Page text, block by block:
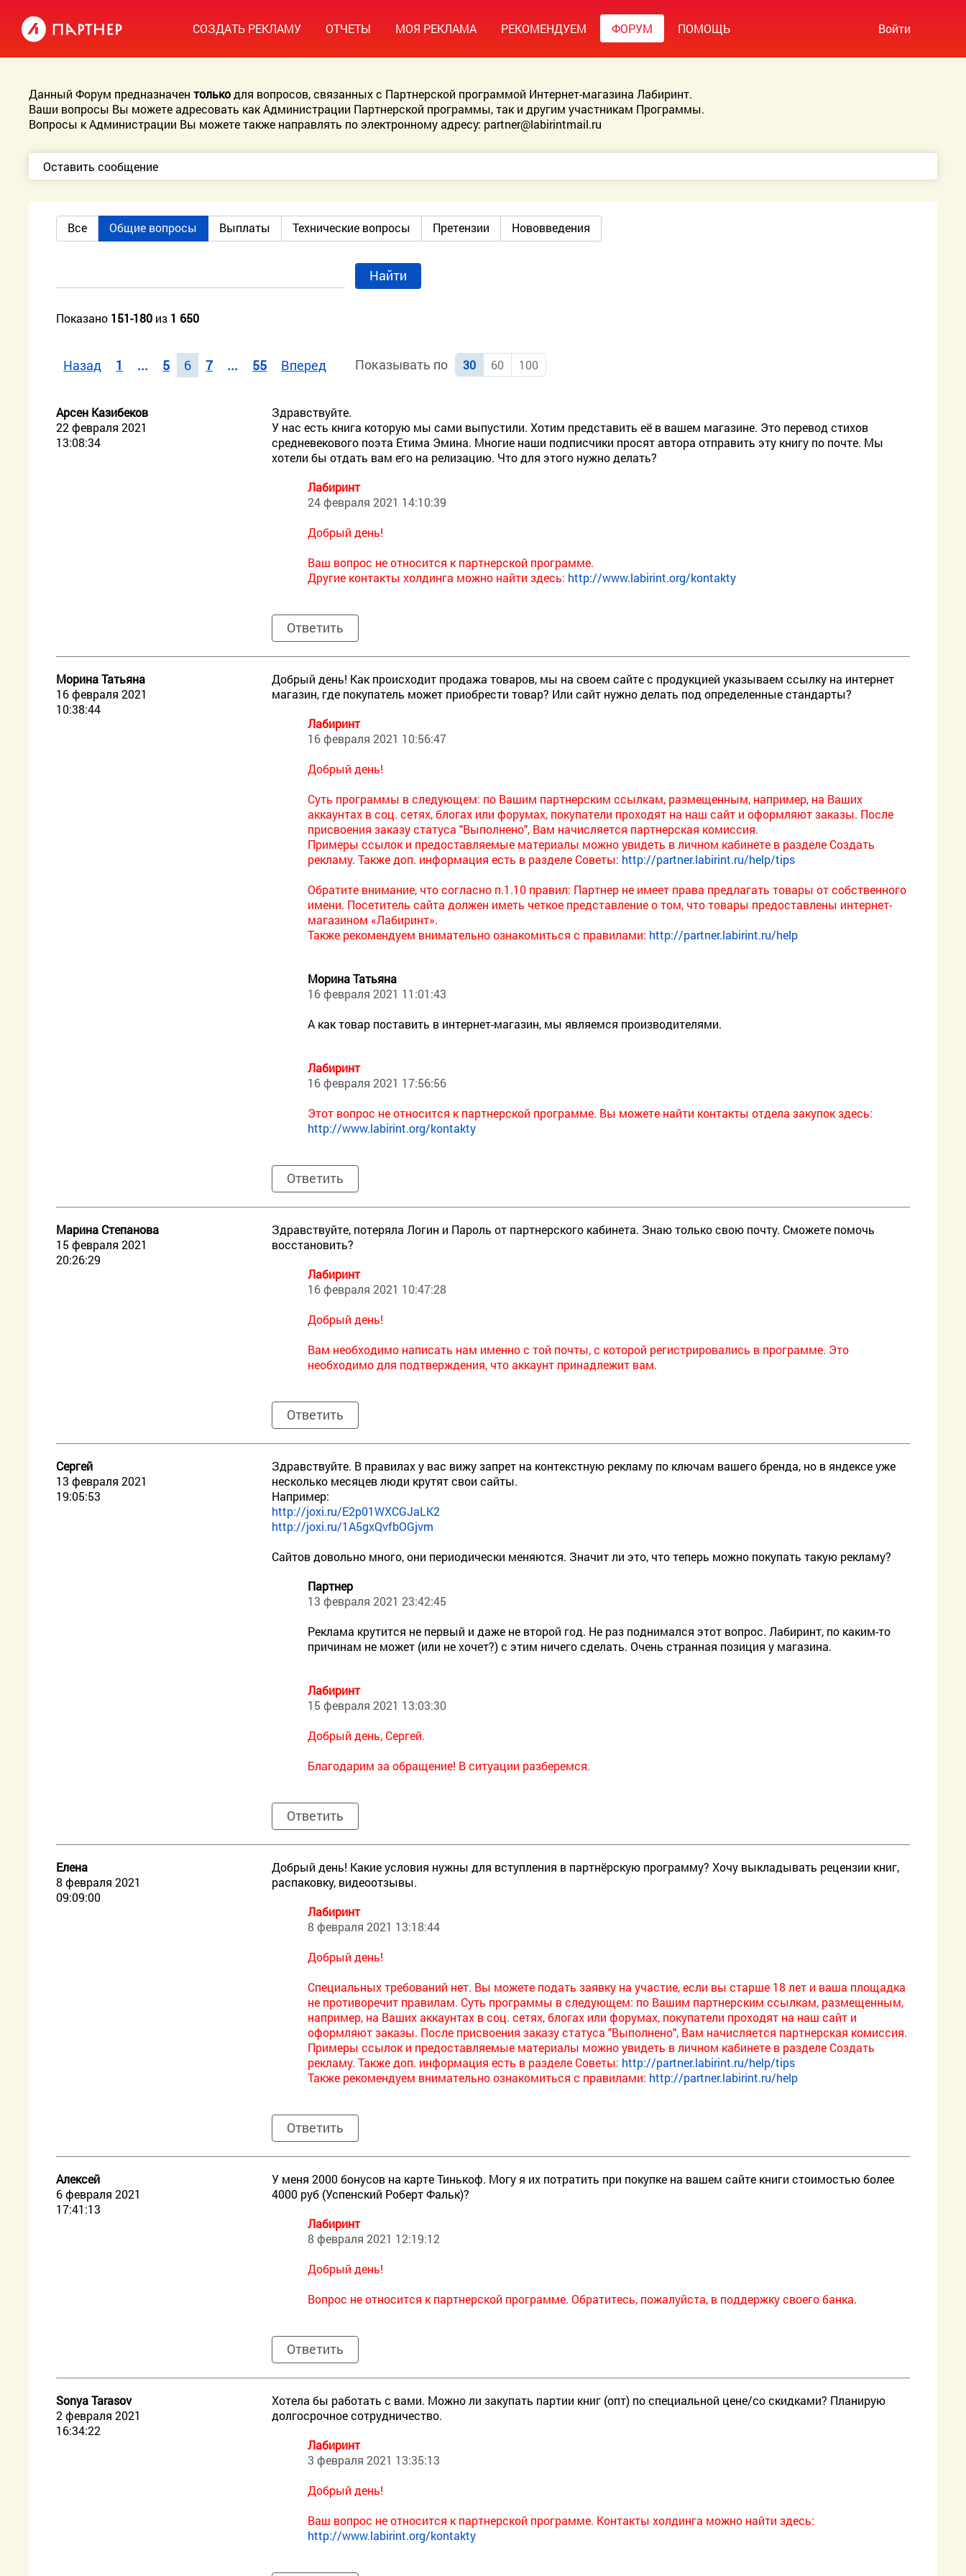
СОЗДАТЬ РЕКЛАМУ ОТЧЕТЫ МОЯ РЕКЛАМА РЕКОМЕНДУЕМ ФОРУМ ПОМОЩЬ Войти
Данный Форум предназначентолькодля вопросов, связанных с Партнерской программой Интернет-магазина Лабиринт.
Ваши вопросы Вы можете адресовать как Администрации Партнерской программы, так и другим участникам Программы.
Вопросы к Администрации Вы можете также направлять по электронному адресу: partner@labirintmail.ru
Оставить сообщение
Все Общие вопросы Выплаты Технические вопросы Претензии Нововведения
Найти
Показано 151-180 из 1 650
Назад 1 ... 5 6 7 ... 55 Вперед Показывать по 30 60 100
Арсен Казибеков
22 февраля 2021
13:08:34
Здравствуйте.
У нас есть книга которую мы сами выпустили. Хотим представить её в вашем магазине. Это перевод стихов
средневекового поэта Етима Эмина. Многие наши подписчики просят автора отправить эту книгу по почте. Мы
хотели бы отдать вам его на релизацию. Что для этого нужно делать?
Лабиринт
24 февраля 2021 14:10:39
Добрый день!
Ваш вопрос не относится к партнерской программе.
Другие контакты холдинга можно найти здесь: http://www.labirint.org/kontakty
Ответить
Морина Татьяна
16 февраля 2021
10:38:44
Добрый день! Как происходит продажа товаров, мы на своем сайте с продукцией указываем ссылку на интернет
магазин, где покупатель может приобрести товар? Или сайт нужно делать под определенные стандарты?
Лабиринт
16 февраля 2021 10:56:47
Добрый день!
Суть программы в следующем: по Вашим партнерским ссылкам, размещенным, например, на Ваших
аккаунтах в соц. сетях, блогах или форумах, покупатели проходят на наш сайт и оформляют заказы. После
присвоения заказу статуса "Выполнено", Вам начисляется партнерская комиссия.
Примеры ссылок и предоставляемые материалы можно увидеть в личном кабинете в разделе Создать
рекламу. Также доп. информация есть в разделе Советы: http://partner.labirint.ru/help/tips
Обратите внимание, что согласно п.1.10 правил: Партнер не имеет права предлагать товары от собственного
имени. Посетитель сайта должен иметь четкое представление о том, что товары предоставлены интернет-
магазином «Лабиринт».
Также рекомендуем внимательно ознакомиться с правилами: http://partner.labirint.ru/help
Морина Татьяна
16 февраля 2021 11:01:43
А как товар поставить в интернет-магазин, мы являемся производителями.
Лабиринт
16 февраля 2021 17:56:56
Этот вопрос не относится к партнерской программе. Вы можете найти контакты отдела закупок здесь:
http://www.labirint.org/kontakty
Ответить
Марина Степанова
15 февраля 2021
20:26:29
Здравствуйте, потеряла Логин и Пароль от партнерского кабинета. Знаю только свою почту. Сможете помочь
восстановить?
Лабиринт
16 февраля 2021 10:47:28
Добрый день!
Вам необходимо написать нам именно с той почты, с которой регистрировались в программе. Это
необходимо для подтверждения, что аккаунт принадлежит вам.
Ответить
Сергей
13 февраля 2021
19:05:53
Здравствуйте. В правилах у вас вижу запрет на контекстную рекламу по ключам вашего бренда, но в яндексе уже
несколько месяцев люди крутят свои сайты.
Например:
http://joxi.ru/E2p01WXCGJaLK2
http://joxi.ru/1A5gxQvfbOGjvm
Сайтов довольно много, они периодически меняются. Значит ли это, что теперь можно покупать такую рекламу?
Партнер
13 февраля 2021 23:42:45
Реклама крутится не первый и даже не второй год. Не раз поднимался этот вопрос. Лабиринт, по каким-то
причинам не может (или не хочет?) с этим ничего сделать. Очень странная позиция у магазина.
Лабиринт
15 февраля 2021 13:03:30
Добрый день, Сергей.
Благодарим за обращение! В ситуации разберемся.
Ответить
Елена
8 февраля 2021
09:09:00
Добрый день! Какие условия нужны для вступления в партнёрскую программу? Хочу выкладывать рецензии книг,
распаковку, видеоотзывы.
Лабиринт
8 февраля 2021 13:18:44
Добрый день!
Специальных требований нет. Вы можете подать заявку на участие, если вы старше 18 лет и ваша площадка
не противоречит правилам. Суть программы в следующем: по Вашим партнерским ссылкам, размещенным,
например, на Ваших аккаунтах в соц. сетях, блогах или форумах, покупатели проходят на наш сайт и
оформляют заказы. После присвоения заказу статуса "Выполнено", Вам начисляется партнерская комиссия.
Примеры ссылок и предоставляемые материалы можно увидеть в личном кабинете в разделе Создать
рекламу. Также доп. информация есть в разделе Советы: http://partner.labirint.ru/help/tips
Также рекомендуем внимательно ознакомиться с правилами: http://partner.labirint.ru/help
Ответить
Алексей
6 февраля 2021
17:41:13
У меня 2000 бонусов на карте Тинькоф. Могу я их потратить при покупке на вашем сайте книги стоимостью более
4000 руб (Успенский Роберт Фальк)?
Лабиринт
8 февраля 2021 12:19:12
Добрый день!
Вопрос не относится к партнерской программе. Обратитесь, пожалуйста, в поддержку своего банка.
Ответить
Sonya Tarasov
2 февраля 2021
16:34:22
Хотела бы работать с вами. Можно ли закупать партии книг (опт) по специальной цене/со скидками? Планирую
долгосрочное сотрудничество.
Лабиринт
3 февраля 2021 13:35:13
Добрый день!
Ваш вопрос не относится к партнерской программе. Контакты холдинга можно найти здесь:
http://www.labirint.org/kontakty